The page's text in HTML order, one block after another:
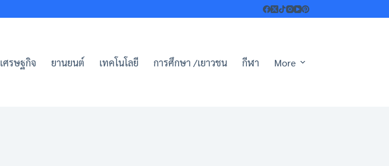
เศรษฐกิจ ยานยนต์ เทคโนโลยี การศึกษา /เยาวชน กีฬา More